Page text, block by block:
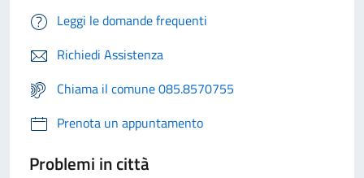
Leggi le domande frequenti
Richiedi Assistenza
Chiama il comune 085.8570755
Prenota un appuntamento
Problemi in città